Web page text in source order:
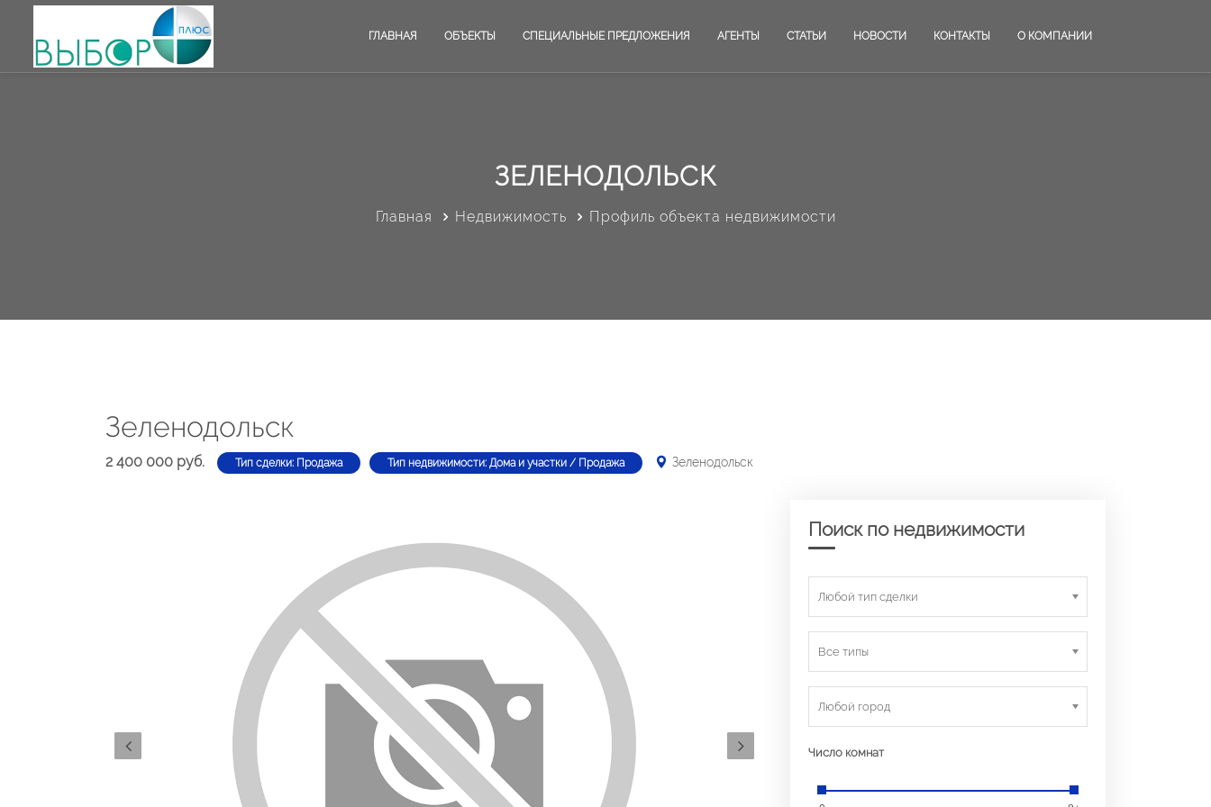
ГЛАВНАЯ ОБЪЕКТЫ СПЕЦИАЛЬНЫЕ ПРЕДЛОЖЕНИЯ АГЕНТЫ СТАТЬИ НОВОСТИ КОНТАКТЫ О КОМПАНИИ
ЗЕЛЕНОДОЛЬСК
Главная Недвижимость Профиль объекта недвижимости
Зеленодольск
2 400 000 руб. Тип сделки: Продажа Тип недвижимости: Дома и участки / Продажа Зеленодольск
Поиск по недвижимости
Любой тип сделки
Все типы
Любой город
Число комнат